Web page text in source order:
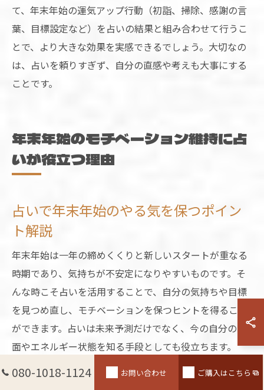
て、年末年始の運気アップ行動（初詣、掃除、感謝の言
葉、目標設定など）を占いの結果と組み合わせて行うこ
とで、より大きな効果を実感できるでしょう。大切なの
は、占いを頼りすぎず、自分の直感や考えも大事にする
ことです。
年末年始のモチベーション維持に占
いが役立つ理由
占いで年末年始のやる気を保つポイン
ト解説
年末年始は一年の締めくくりと新しいスタートが重なる
時期であり、気持ちが不安定になりやすいものです。そ
んな時こそ占いを活用することで、自分の気持ちや目標
を見つめ直し、モチベーションを保つヒントを得ること
ができます。占いは未来予測だけでなく、今の自分の内
面やエネルギー状態を知る手段としても役立ちます。
例えば、年末にタロットやオラクルカードで一年を振り
080-1018-1124 お問い合わせ ご購入はこちら